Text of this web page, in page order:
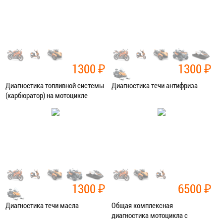
1300₽
Диагностика топливной системы
(карбюратор) на мотоцикле
Диагностика
1300₽
Диагностика течи антифриза
Диагностика
1300₽
Диагностика течи масла
6500₽
Общая комплексная
диагностика мотоцикла с